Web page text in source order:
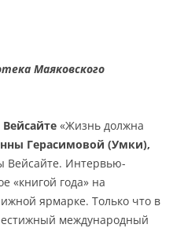
Маяковского
«Жизнь должна
Герасимовой (Умки),
Вейсайте. Интервью-
«книгой года» на
ярмарке. Только что в
международный